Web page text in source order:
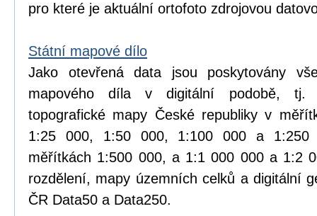
pro které je aktuální ortofoto zdrojovou
Státní mapové dílo
Jako otevřená data jsou poskytovány
mapového díla v digitální podobě, tj.
topografické mapy České republiky v
1:25 000, 1:50 000, 1:100 000 a
měřítkách 1:500 000, a 1:1 000 000 a 1:2
rozdělení, mapy územních celků a digitální
ČR Data50 a Data250.